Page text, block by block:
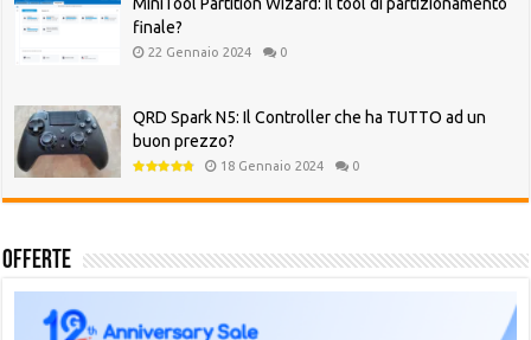
MiniTool Partition Wizard: il tool di partizionamento
finale?
22 Gennaio 2024 0
QRD Spark N5: Il Controller che ha TUTTO ad un
buon prezzo?
18 Gennaio 2024 0
Offerte